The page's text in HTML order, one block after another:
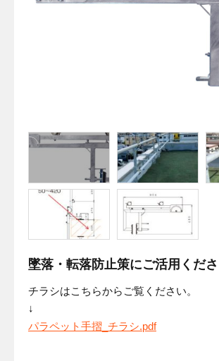
墜落・転落防止策にご活用くだ
チラシはこちらからご覧ください。
↓
パラペット手摺_チラシ.pdf